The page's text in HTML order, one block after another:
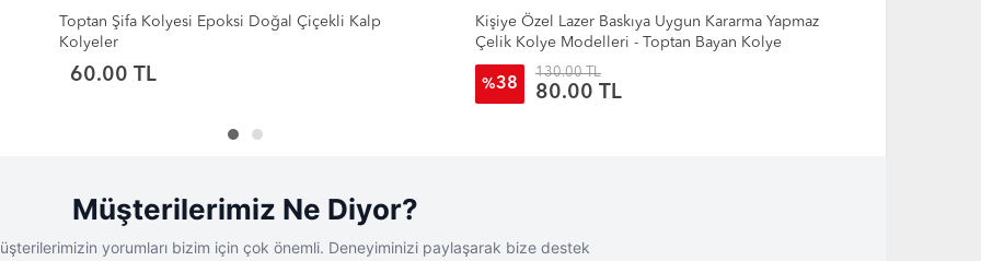
Kişiye Özel Lazer Baskıya Uygun Kararma Yapmaz
Çelik Kolye Modelleri - Toptan Bayan Kolye
%38
130.00 TL
Toptan Doğal Taş Boncuklu Charm Figürlü Kolye
Seti
30.00 TL